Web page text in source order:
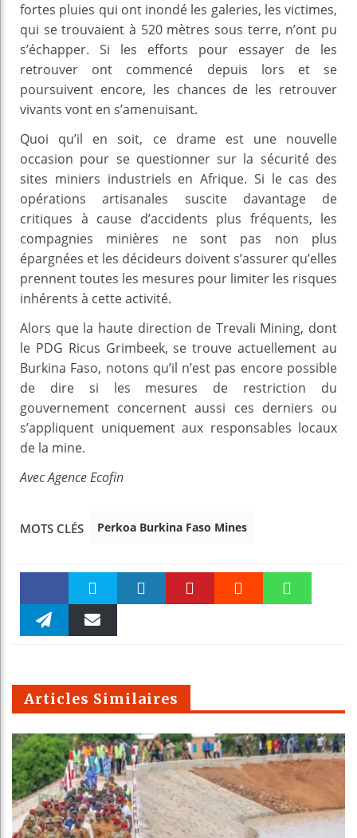
fortes pluies qui ont inondé les galeries, les victimes,
qui se trouvaient à 520 mètres sous terre, n’ont pu
s’échapper. Si les efforts pour essayer de les
retrouver ont commencé depuis lors et se
poursuivent encore, les chances de les retrouver
vivants vont en s’amenuisant.
Quoi qu’il en soit, ce drame est une nouvelle
occasion pour se questionner sur la sécurité des
sites miniers industriels en Afrique. Si le cas des
opérations artisanales suscite davantage de
critiques à cause d’accidents plus fréquents, les
compagnies minières ne sont pas non plus
épargnées et les décideurs doivent s’assurer qu’elles
prennent toutes les mesures pour limiter les risques
inhérents à cette activité.
Alors que la haute direction de Trevali Mining, dont
le PDG Ricus Grimbeek, se trouve actuellement au
Burkina Faso, notons qu’il n’est pas encore possible
de dire si les mesures de restriction du
gouvernement concernent aussi ces derniers ou
s’appliquent uniquement aux responsables locaux
de la mine.
Avec Agence Ecofin
MOTS CLÉS Perkoa Burkina Faso Mines
Faceboo Twitter
m
Articles Similaires